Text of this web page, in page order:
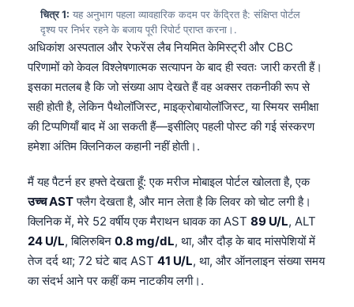
चित्र 1: यह अनुभाग पहला व्यावहारिक कदम पर केंद्रित है: संक्षिप्त पोर्टल
दृश्य पर निर्भर रहने के बजाय पूरी रिपोर्ट प्राप्त करना।.
अधिकांश अस्पताल और रेफरेंस लैब नियमित केमिस्ट्री और CBC
परिणामों को केवल विश्लेषणात्मक सत्यापन के बाद ही स्वतः जारी करती हैं।
इसका मतलब है कि जो संख्या आप देखते हैं वह अक्सर तकनीकी रूप से
सही होती है, लेकिन पैथोलॉजिस्ट, माइक्रोबायोलॉजिस्ट, या स्मियर समीक्षा
की टिप्पणियाँ बाद में आ सकती हैं—इसीलिए पहली पोस्ट की गई संस्करण
हमेशा अंतिम क्लिनिकल कहानी नहीं होती।.
मैं यह पैटर्न हर हफ्ते देखता हूँ: एक मरीज मोबाइल पोर्टल खोलता है, एक
उच्च ASTफ्लैग देखता है, और मान लेता है कि लिवर को चोट लगी है।
क्लिनिक में, मेरे 52 वर्षीय एक मैराथन धावक का AST 89 U/L, ALT
24 U/L, बिलिरुबिन 0.8 mg/dL, था, और दौड़ के बाद मांसपेशियों में
तेज दर्द था; 72 घंटे बाद AST 41 U/L, था, और ऑनलाइन संख्या समय
का संदर्भ आने पर कहीं कम नाटकीय लगी।.